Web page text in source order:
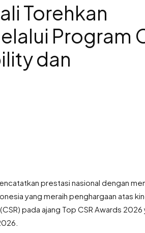
Torehkan
Program
dan
prestasi nasional dengan
yang meraih penghargaan atas
pada ajang Top CSR Awards 2026